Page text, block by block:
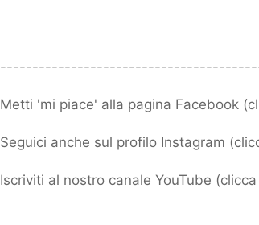
Metti 'mi piace' alla pagina Facebook (
Seguici anche sul profilo Instagram (
Iscriviti al nostro canale YouTube (